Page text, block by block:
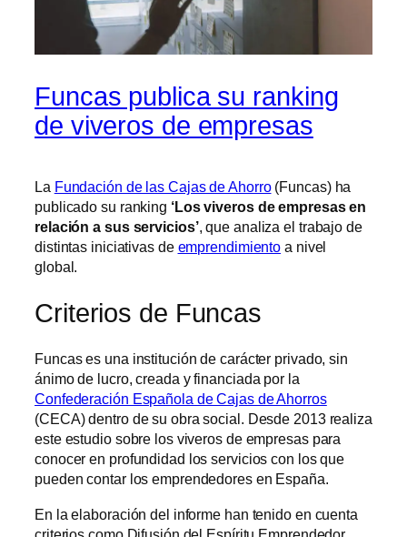
Funcas publica su ranking
de viveros de empresas
La Fundación de las Cajas de Ahorro(Funcas) ha
publicado su ranking ‘Los viveros de empresas en
relación a sus servicios’, que analiza el trabajo de
distintas iniciativas de emprendimiento a nivel
global.
Criterios de Funcas
Funcas es una institución de carácter privado, sin
ánimo de lucro, creada y financiada por la
Confederación Española de Cajas de Ahorros
(CECA) dentro de su obra social. Desde 2013 realiza
este estudio sobre los viveros de empresas para
conocer en profundidad los servicios con los que
pueden contar los emprendedores en España.
En la elaboración del informe han tenido en cuenta